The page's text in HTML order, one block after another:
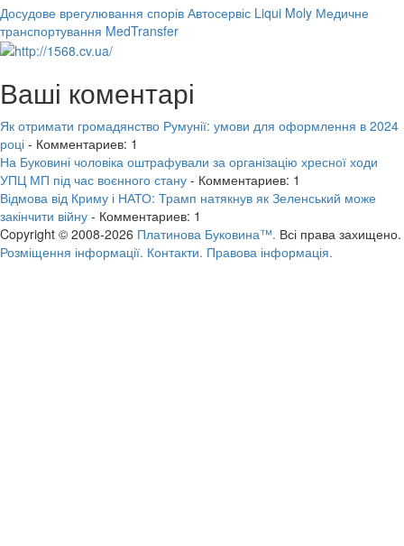
Досудове врегулювання спорів Автосервіс Liqui Moly Медичне
транспортування MedTransfer
Ваші коментарі
Як отримати громадянство Румунії: умови для оформлення в 2024
році - Комментариев: 1
На Буковині чоловіка оштрафували за організацію хресної ходи
УПЦ МП під час воєнного стану - Комментариев: 1
Відмова від Криму і НАТО: Трамп натякнув як Зеленський може
закінчити війну - Комментариев: 1
Copyright © 2008-2026 Платинова Буковина™. Всі права захищено.
Розміщення інформації. Контакти. Правова інформація.